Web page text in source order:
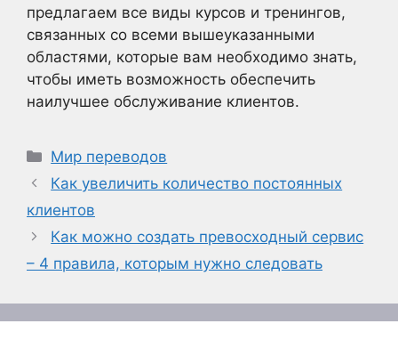
предлагаем все виды курсов и тренингов,
связанных со всеми вышеуказанными
областями, которые вам необходимо знать,
чтобы иметь возможность обеспечить
наилучшее обслуживание клиентов.
Рубрики
Мир переводов
Как увеличить количество постоянных
клиентов
Как можно создать превосходный сервис
– 4 правила, которым нужно следовать